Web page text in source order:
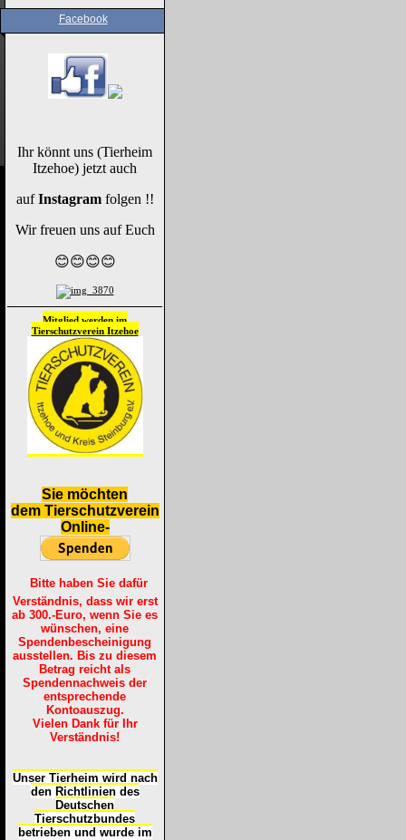
Facebook
Ihr könnt uns (Tierheim
Itzehoe) jetzt auch
aufInstagramfolgen !!
Wir freuen uns auf Euch
😊😊😊😊
Mitglied werden im
Tierschutzverein Itzehoe
Sie möchten
dem Tierschutzverein
Online-
Bitte haben Sie dafür
Verständnis, dass wir erst
ab 300.-Euro, wenn Sie es
wünschen, eine
Spendenbescheinigung
ausstellen. Bis zu diesem
Betrag reicht als
Spendennachweis der
entsprechende
Kontoauszug.
Vielen Dank für Ihr
Verständnis!
Unser Tierheim wird nach
den Richtlinien des
Deutschen
Tierschutzbundes
betrieben und wurde im